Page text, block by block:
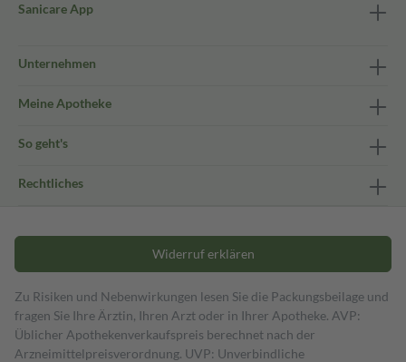
Sanicare App
Unternehmen
Meine Apotheke
So geht's
Rechtliches
Widerruf erklären
Zu Risiken und Nebenwirkungen lesen Sie die Packungsbeilage und
fragen Sie Ihre Ärztin, Ihren Arzt oder in Ihrer Apotheke. AVP:
Üblicher Apothekenverkaufspreis berechnet nach der
Arzneimittelpreisverordnung. UVP: Unverbindliche